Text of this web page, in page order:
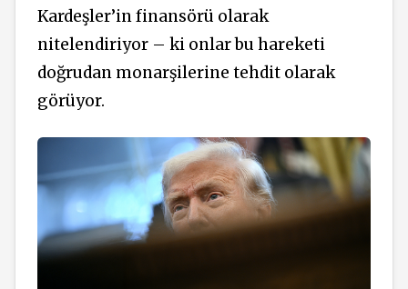
Kardeşler’in finansörü olarak
nitelendiriyor – ki onlar bu hareketi
doğrudan monarşilerine tehdit olarak
görüyor.